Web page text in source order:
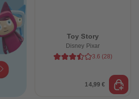
Toy Story
Disney Pixar
3.6 (28)
14,99 €